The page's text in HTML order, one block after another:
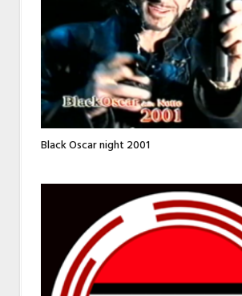
Black Oscar night 2001